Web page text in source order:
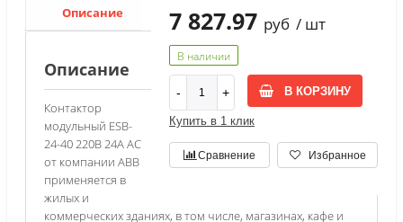
7 827.97 руб / шт
В наличии
В КОРЗИНУ
Купить в 1 клик
Сравнение Избранное
Описание Характеристики
Описание
Контактор
модульный ESB-
24-40 220В 24А AC
от компании ABB
применяется в
жилых и
коммерческих зданиях, в том числе, магазинах, кафе и